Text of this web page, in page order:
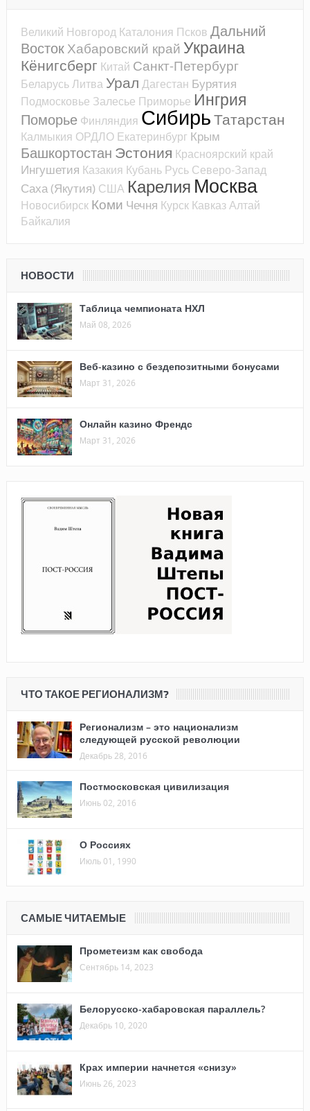
Великий Новгород Каталония Псков Дальний
Восток Хабаровский край Украина
Кёнигсберг Китай Санкт-Петербург
БеларусьЛитва Урал Дагестан Бурятия
Подмосковье Залесье Приморье Ингрия
Поморье Финляндия СибирьТатарстан
Калмыкия ОРДЛО Екатеринбург Крым
Башкортостан Эстония Красноярский край
Ингушетия Казакия Кубань Русь Северо-Запад
Саха (Якутия) США Карелия Москва
Новосибирск Коми Чечня Курск КавказАлтай
Байкалия
НОВОСТИ
Таблица чемпионата НХЛ
Май 08, 2026
Веб-казино с бездепозитными бонусами
Март 31, 2026
Онлайн казино Френдс
Март 31, 2026
ЧТО ТАКОЕ РЕГИОНАЛИЗМ?
Регионализм – это национализм
следующей русской революции
Декабрь 28, 2016
Постмосковская цивилизация
Июнь 02, 2016
О Россиях
Июль 01, 1990
САМЫЕ ЧИТАЕМЫЕ
Прометеизм как свобода
Сентябрь 14, 2023
Белорусско-хабаровская параллель?
Декабрь 10, 2020
Крах империи начнется «снизу»
Июнь 26, 2023